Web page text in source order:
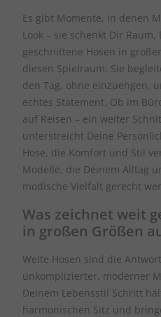
Es gibt Momente, in denen
Look – sie schenkt Dir
geschnittene Hosen in
diesen Spielraum: Sie
den Tag, ohne einzuengen,
echtes Statement. Ob im
auf Reisen – ein weiter
unterstreicht Deine
Hose, die Komfort und Stil
Modelle, die Deinem Alltag
modische Vielfalt gerecht
Was zeichnet weit
in großen Größen
Weite Hosen sind die
unkomplizierter, moderner
Deinem Lebensstil Schritt
harmonischen Sitz und